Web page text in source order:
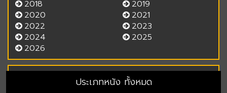
2018
2019
2020
2021
2022
2023
2024
2025
2026
ประเภทหนัง ทั้งหมด